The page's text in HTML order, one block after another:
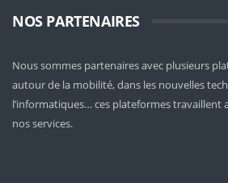
NOS PARTENAIRES
Nous sommes partenaires avec plusieurs
autour de la mobilité, dans les nouvelles
l’informatiques… ces plateformes travaillent
nos services.